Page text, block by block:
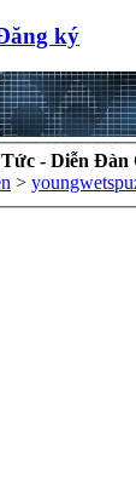
ký
- Diễn Đàn
>